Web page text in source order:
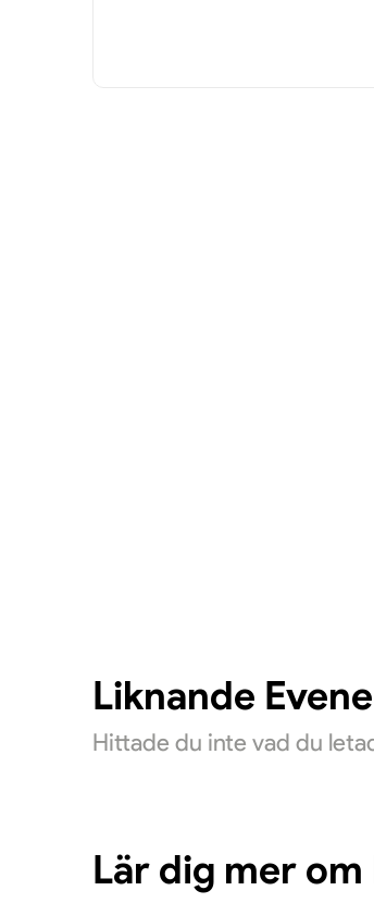
Liknande
Hittade du inte vad du
Lär dig mer om